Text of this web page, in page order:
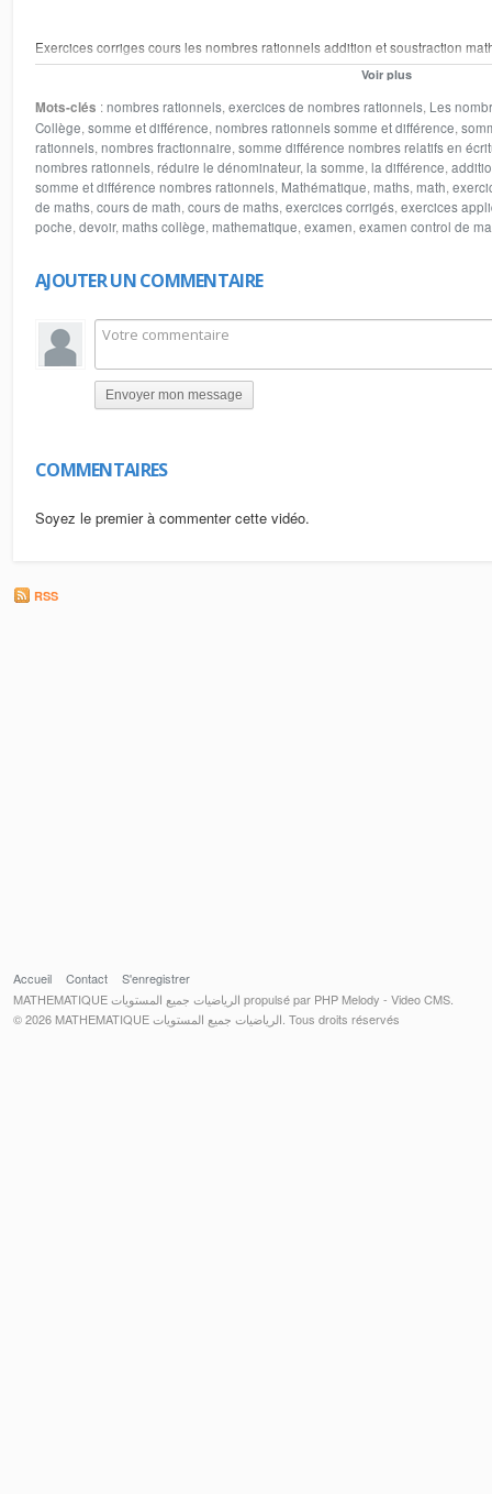
Exercices corriges cours les nombres rationnels addition et soustraction
soustraction de deux nombres rationnels calcul et simplifier plusieurs
réduire le dénominateur des nombres rationnels Déterminer la différence
Voir plus
Mots-clés :nombres rationnels, exercices de nombres rationnels, Les
Collège, somme et différence, nombres rationnels somme et différence,
rationnels, nombres fractionnaire, somme différence nombres relatifs en
nombres rationnels, réduire le dénominateur, la somme, la différence,
somme et différence nombres rationnels, Mathématique, maths, math,
de maths, cours de math, cours de maths, exercices corrigés, exercices
poche, devoir, maths collège, mathematique, examen, examen control de
AJOUTER UN COMMENTAIRE
Envoyer mon message
COMMENTAIRES
Soyez le premier à commenter cette vidéo.
RSS
Accueil Contact
S'enregistrer
MATHEMATIQUE الرياضيات جميع المستويات propulsé par PHP Melody - Video CMS.
© 2026 MATHEMATIQUE الرياضيات جميع المستويات. Tous droits réservés